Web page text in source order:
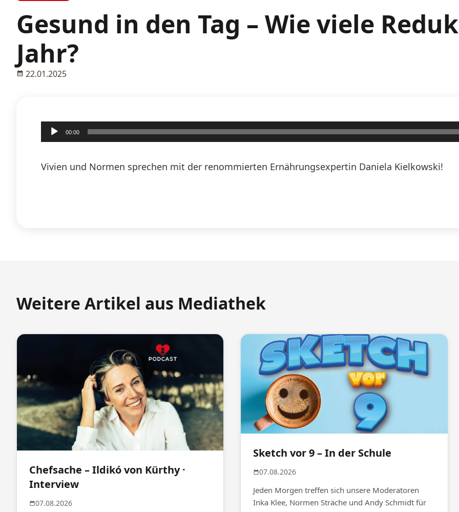
Gesund in den Tag – Wie viele
Jahr?
22.01.2025
Audio-
Player
00:00
Vivien und Normen sprechen mit der renommierten Ernährungsexpertin Daniela Kielkowski!
Weitere Artikel aus Mediathek
Chefsache – Ildikó von Kürthy ·
Interview
07.08.2026
Sketch vor 9 – In der Schule
07.08.2026
Jeden Morgen treffen sich unsere Moderatoren
Inka Klee, Normen Sträche und Andy Schmidt für